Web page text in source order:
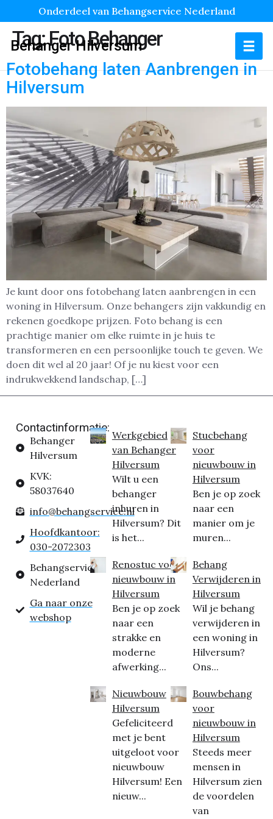
Onderdeel van Behangservice Nederland
Behanger Hilversum
Tag:Foto Behanger
Fotobehang laten Aanbrengen in
Hilversum
Je kunt door ons fotobehang laten aanbrengen in een
woning in Hilversum. Onze behangers zijn vakkundig en
rekenen goedkope prijzen. Foto behang is een
prachtige manier om elke ruimte in je huis te
transformeren en een persoonlijke touch te geven. We
doen dit wel al 20 jaar! Of je nu kiest voor een
indrukwekkend landschap, […]
Contactinformatie:
Behanger
Hilversum
KVK:
58037640
info@behangservice.nl
Hoofdkantoor:
030-2072303
Behangservice
Nederland
Ga naar onze
webshop
Werkgebied
van Behanger
Hilversum
Wilt u een
behanger
inhuren in
Hilversum? Dit
is het...
Renostuc voor
nieuwbouw in
Hilversum
Ben je op zoek
naar een
strakke en
moderne
afwerking...
Nieuwbouw
Hilversum
Gefeliciteerd
met je bent
uitgeloot voor
nieuwbouw
Hilversum! Een
nieuw...
Stucbehang
voor
nieuwbouw in
Hilversum
Ben je op zoek
naar een
manier om je
muren...
Behang
Verwijderen in
Hilversum
Wil je behang
verwijderen in
een woning in
Hilversum?
Ons...
Bouwbehang
voor
nieuwbouw in
Hilversum
Steeds meer
mensen in
Hilversum zien
de voordelen
van